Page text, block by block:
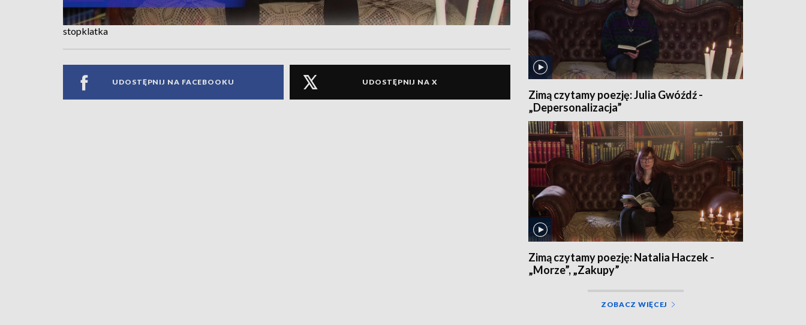
stopklatka
UDOSTĘPNIJ NA FACEBOOKU UDOSTĘPNIJ NA X
Zimą czytamy poezję: Julia Gwóźdź -
„Depersonalizacja”
Zimą czytamy poezję: Natalia Haczek -
„Morze”, „Zakupy”
ZOBACZ WIĘCEJ